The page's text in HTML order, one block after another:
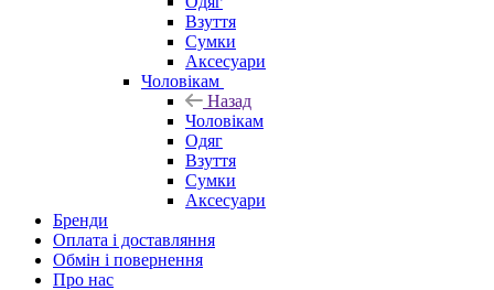
Взуття
Сумки
Аксесуари
Чоловікам
Назад
Чоловікам
Одяг
Взуття
Сумки
Аксесуари
Бренди
Оплата і доставляння
Обмін і повернення
Про нас